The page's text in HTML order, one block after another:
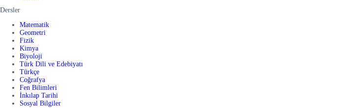
Dersler
Matematik
Geometri
Fizik
Kimya
Biyoloji
Türk Dili ve Edebiyatı
Türkçe
Coğrafya
Fen Bilimleri
İnkılap Tarihi
Sosyal Bilgiler